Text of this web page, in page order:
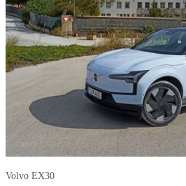
Volvo EX30